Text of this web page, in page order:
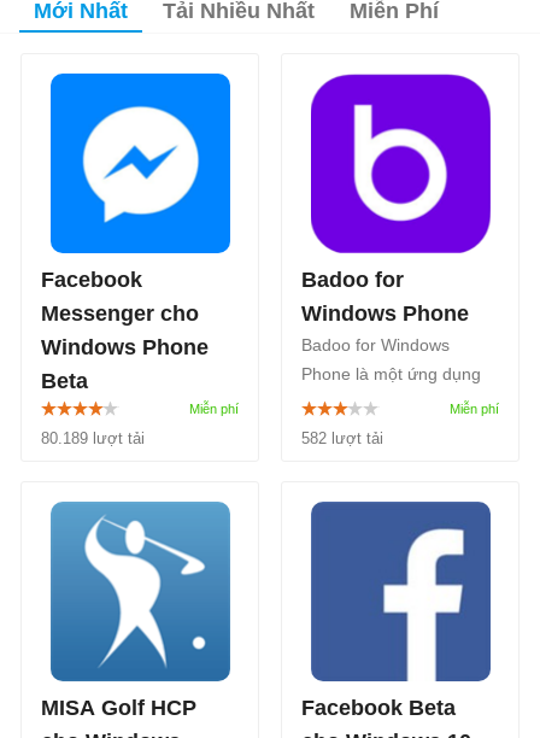
Mới Nhất Tải Nhiều Nhất Miễn Phí
Facebook
Messenger cho
Windows Phone
Beta
Facebook Messenger
cho Windows Phone là
cho phép người dùng
thoải mái gửi tin nhắn,
chia sẻ hình ảnh, sử
dụng các biểu tượng cảm
xúc khi chat...
80.189 lượt tải
Badoo for
Windows Phone
Badoo for Windows
Phone là một ứng dụng
giúp người dùng kết nối
vào Badoo, một mạng xã
hội làm quen với những
người bạn mới đến từ
582 lượt tải
MISA Golf HCP
Facebook Beta